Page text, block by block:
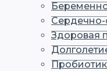
Сердечно-
Здоровая